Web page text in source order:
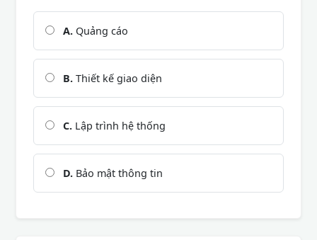
A. Quảng cáo
B. Thiết kế giao diện
C. Lập trình hệ thống
D. Bảo mật thông tin